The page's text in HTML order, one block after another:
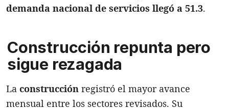
demanda nacional de servicios llegó a 51.3.
Construcción repunta pero
sigue rezagada
La construcción registró el mayor avance
mensual entre los sectores revisados. Su